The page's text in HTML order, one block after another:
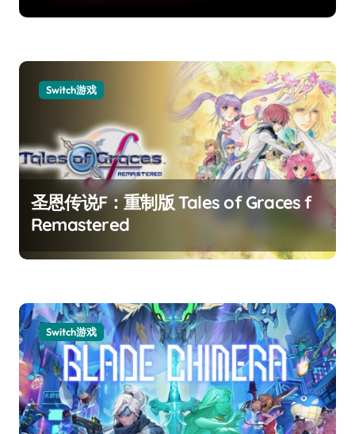
Switch游戏
圣恩传说F：重制版 Tales of Graces f
Remastered
Switch游戏